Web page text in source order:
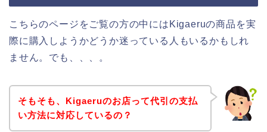
こちらのページをご覧の方の中にはKigaeruの商品を実
際に購入しようかどうか迷っている人もいるかもしれ
ません。でも、、、。
そもそも、Kigaeruのお店って代引の支払
い方法に対応しているの？